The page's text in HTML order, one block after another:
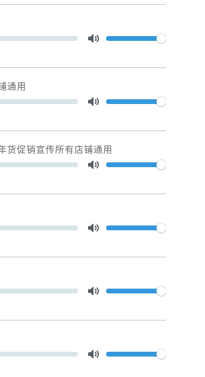
Volume
通用
Volume
货促销宣传所有店铺通用
Volume
Volume
Volume
Volume